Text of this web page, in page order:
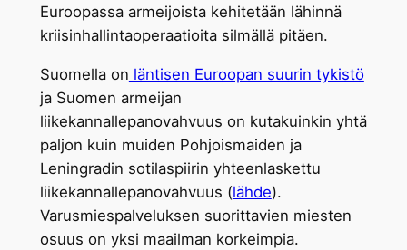
Euroopassa armeijoista kehitetään lähinnä
kriisinhallintaoperaatioita silmällä pitäen.
Suomella on läntisen Euroopan suurin tykistö
ja Suomen armeijan
liikekannallepanovahvuus on kutakuinkin yhtä
paljon kuin muiden Pohjoismaiden ja
Leningradin sotilaspiirin yhteenlaskettu
liikekannallepanovahvuus (lähde).
Varusmiespalveluksen suorittavien miesten
osuus on yksi maailman korkeimpia.